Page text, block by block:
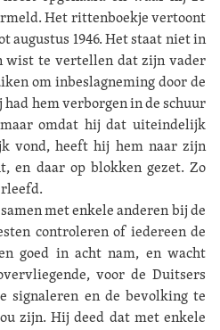
Het rittenboekje vertoont
augustus 1946. Het staat niet in
wist te vertellen dat zijn vader
om inbeslagneming door de
hem verborgen in de schuur
omdat hij dat uiteindelijk
vond, heeft hij hem naar zijn
en daar op blokken gezet. Zo
met enkele anderen bij de
controleren of iedereen de
goed in acht nam, en wacht
voor de Duitsers
signaleren en de bevolking te
zijn. Hij deed dat met enkele